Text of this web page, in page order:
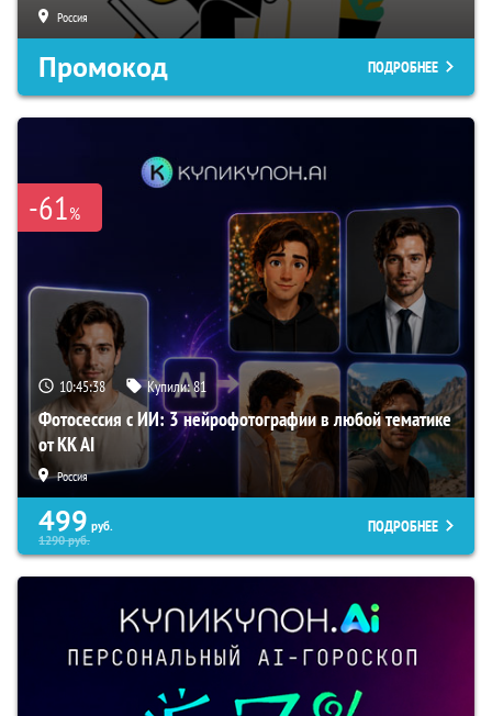
Россия
Промокод ПОДРОБНЕЕ
-61%
10:45:37 Купили:81
Фотосессия с ИИ: 3 нейрофотографии в любой тематике
от KK AI
Россия
499 руб.
1290руб.
ПОДРОБНЕЕ